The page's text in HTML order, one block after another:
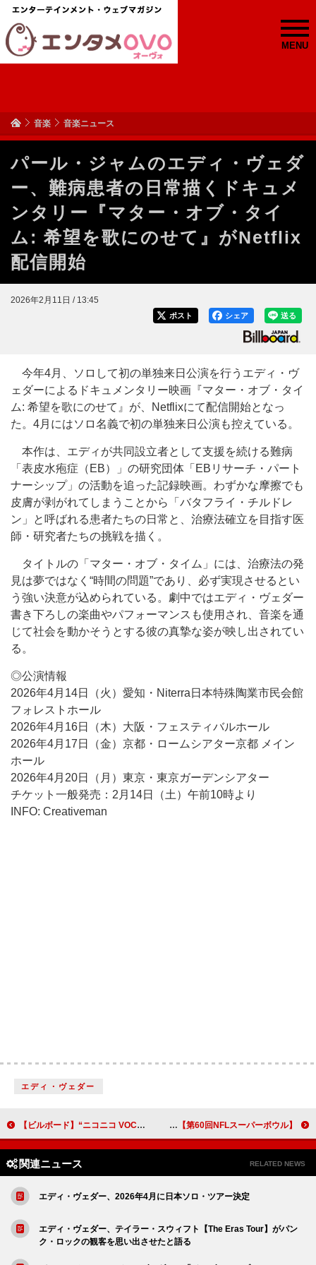
MENU
音楽 音楽ニュース
パール・ジャムのエディ・ヴェダ
ー、難病患者の日常描くドキュメ
ンタリー『マター・オブ・タイ
ム: 希望を歌にのせて』がNetflix
配信開始
2026年2月11日 / 13:45
送る
シェア
ポスト
今年4月、ソロして初の単独来日公演を行うエディ・ヴ
ェダーによるドキュメンタリー映画『マター・オブ・タイ
ム: 希望を歌にのせて』が、Netflixにて配信開始となっ
た。4月にはソロ名義で初の単独来日公演も控えている。
本作は、エディが共同設立者として支援を続ける難病
「表皮水疱症（EB）」の研究団体「EBリサーチ・パート
ナーシップ」の活動を追った記録映画。わずかな摩擦でも
皮膚が剥がれてしまうことから「バタフライ・チルドレ
ン」と呼ばれる患者たちの日常と、治療法確立を目指す医
師・研究者たちの挑戦を描く。
タイトルの「マター・オブ・タイム」には、治療法の発
見は夢ではなく“時間の問題”であり、必ず実現させるとい
う強い決意が込められている。劇中ではエディ・ヴェダー
書き下ろしの楽曲やパフォーマンスも使用され、音楽を通
じて社会を動かそうとする彼の真摯な姿が映し出されてい
る。
◎公演情報
2026年4月14日（火）愛知・Niterra日本特殊陶業市民会館
フォレストホール
2026年4月16日（木）大阪・フェスティバルホール
2026年4月17日（金）京都・ロームシアター京都 メイン
ホール
2026年4月20日（月）東京・東京ガーデンシアター
チケット一般発売：2月14日（土）午前10時より
INFO: Creativeman
エディ・ヴェダー
【ビルボード】“ニコニコ VOCALOID SONGS TOP20”、柊マグネタイト「ディスクローズ・フリック」首位デビュー 【第60回NFLスーパーボウル】バッド・バニー、ハーフタイム・ショーのジャージに刻んだ64の特別な意味とは？
関連ニュース RELATED NEWS
エディ・ヴェダー、2026年4月に日本ソロ・ツアー決定
エディ・ヴェダー、テイラー・スウィフト【The Eras Tour】がパン
ク・ロックの観客を思い出させたと語る